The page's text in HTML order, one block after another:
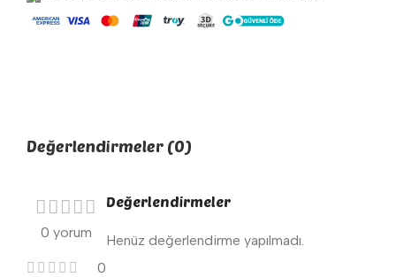
Değerlendirmeler (0)
0 yorum
0
Değerlendirmeler
Henüz değerlendirme yapılmadı.